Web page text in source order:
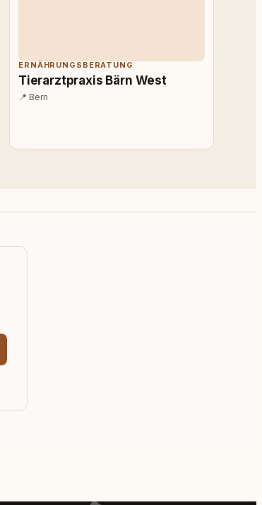
ERNÄHRUNGSBERATUNG
Tierarztpraxis Bärn West
📍 Bern